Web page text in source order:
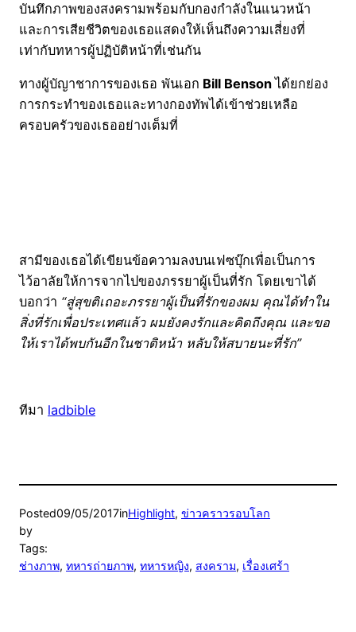
บันทึกภาพของสงครามพร้อมกับกองกำลังในแนวหน้า
และการเสียชีวิตของเธอแสดงให้เห็นถึงความเสี่ยงที่
เท่ากับทหารผู้ปฏิบัติหน้าที่เช่นกัน
ทางผู้บัญาชาการของเธอ พันเอก Bill Bensonได้ยกย่อง
การกระทำของเธอและทางกองทัพได้เข้าช่วยเหลือ
ครอบครัวของเธออย่างเต็มที่
สามีของเธอได้เขียนข้อความลงบนเฟซบุ๊กเพื่อเป็นการ
ไว้อาลัยให้การจากไปของภรรยาผู้เป็นที่รัก โดยเขาได้
บอกว่า “สู่สุขติเถอะภรรยาผู้เป็นที่รักของผม คุณได้ทำใน
สิ่งที่รักเพื่อประเทศแล้ว ผมยังคงรักและคิดถึงคุณ และขอ
ให้เราได้พบกันอีกในชาติหน้า หลับให้สบายนะที่รัก”
ทีมา ladbible
Posted09/05/2017inHighlight, ข่าวคราวรอบโลก
by
Tags:
ช่างภาพ, ทหารถ่ายภาพ, ทหารหญิง, สงคราม, เรื่องเศร้า